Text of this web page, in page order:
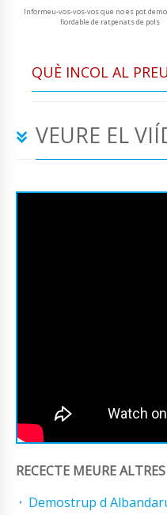
Informeu-vos-vos-vos que no es pot
fiordable de ratpenats de pols
QUÈ INCOL AL
VEURE EL
RECECTE MEURE
Demostrup d